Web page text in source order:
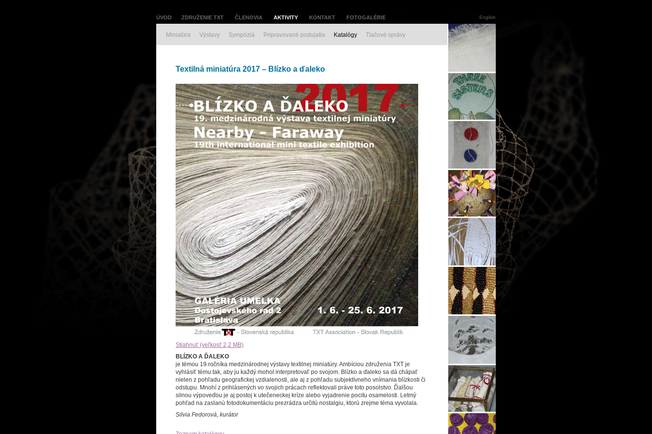
ÚVOD ZDRUŽENIE TXT ČLENOVIA AKTIVITY KONTAKT FOTOGALÉRIE English
Miniatúra Výstavy Sympóziá Pripravované podujatia Katalógy Tlačové správy
Textilná miniatúra 2017 – Blízko a ďaleko
Stiahnuť (veľkosť 2,2 MB)
BLÍZKO A ĎALEKO
je témou 19.ročníka medzinárodnej výstavy textilnej miniatúry. Ambíciou združenia TXT je
vyhlásiť tému tak, aby ju každý mohol interpretovať po svojom. Blízko a ďaleko sa dá chápať
nielen z pohľadu geografickej vzdialenosti, ale aj z pohľadu subjektívneho vnímania blízkosti či
odstupu. Mnohí z prihlásených vo svojich prácach reflektovali práve toto posolstvo. Ďalšou
silnou výpoveďou je aj postoj k utečeneckej kríze alebo vyjadrenie pocitu osamelosti. Letmý
pohľad na zaslanú fotodokumentáciu prezrádza určitú nostalgiu, ktorú zrejme téma vyvolala.
Silvia Fedorová, kurátor